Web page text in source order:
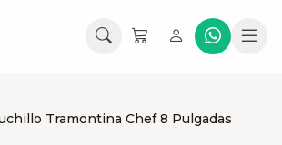
Tramontina Chef 8 Pulgadas